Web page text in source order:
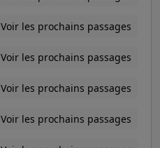
Voir les prochains passages
Voir les prochains passages
Voir les prochains passages
Voir les prochains passages